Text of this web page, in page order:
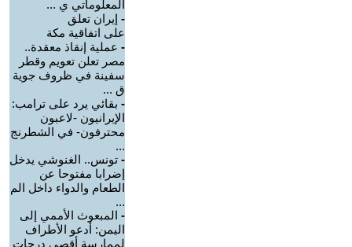
المعلوماتي ي ...
- إيران تعلق
على اتفاقية مكة
- عملية إنقاذ معقدة..
مصر تعلن تعويم وقطر
سفينة في ظروف جوية
ق ...
- بقائي يرد على ترامب:
الإيرانيون -لاعبون
محترفون- في الشطرنج
...
- تونس.. الغنوشي يدخل
إضرابا مفتوحا عن
الطعام والدواء داخل الم
...
- ‏المبعوث الأممي إلى
اليمن: أدعو الأطراف
لممارسة أقصى درجات